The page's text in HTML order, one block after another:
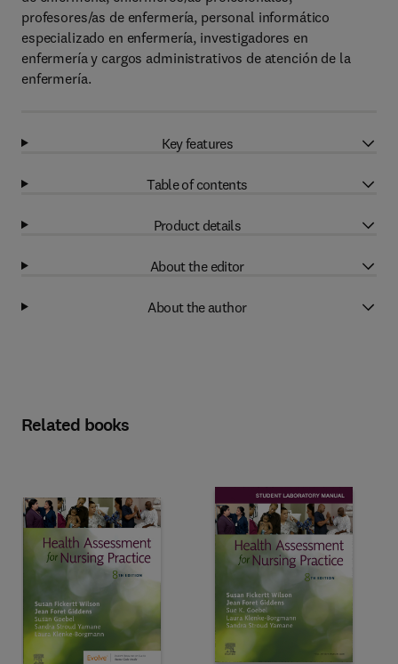
profesores/as de enfermería, personal informático
especializado en enfermería, investigadores en
enfermería y cargos administrativos de atención de la
enfermería.
Key features
Table of contents
Product details
About the editor
About the author
Related books